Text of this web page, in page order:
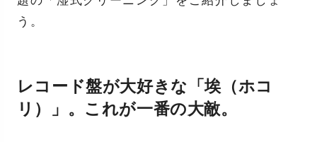
う。
レコード盤が大好きな「埃（ホコ
リ）」。これが一番の大敵。